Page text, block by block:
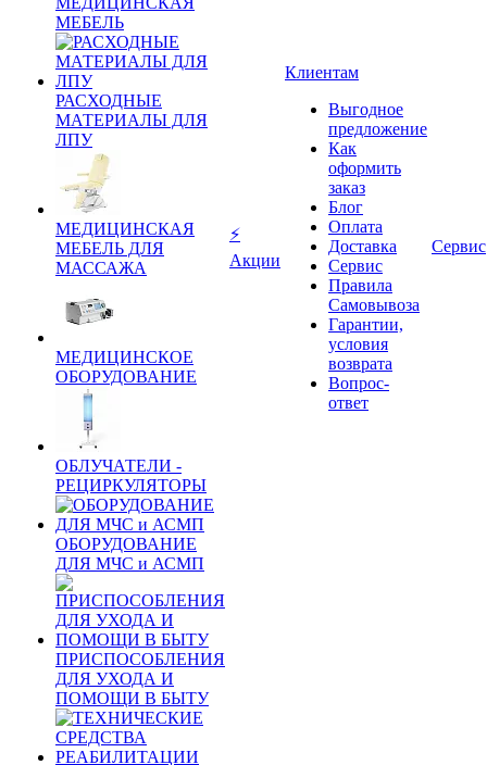
МЕБЕЛЬ
РАСХОДНЫЕ
МАТЕРИАЛЫ ДЛЯ
ЛПУ
МЕДИЦИНСКАЯ
МЕБЕЛЬ ДЛЯ
МАССАЖА
МЕДИЦИНСКОЕ
ОБОРУДОВАНИЕ
ОБЛУЧАТЕЛИ -
РЕЦИРКУЛЯТОРЫ
ОБОРУДОВАНИЕ
ДЛЯ МЧС и АСМП
ПРИСПОСОБЛЕНИЯ
ДЛЯ УХОДА И
ПОМОЩИ В БЫТУ
⚡
Акции
Клиентам
Выгодное
предложение
Как
оформить
заказ
Блог
Оплата
Доставка
Сервис
Правила
Самовывоза
Гарантии,
условия
возврата
Вопрос-
ответ
Сервис